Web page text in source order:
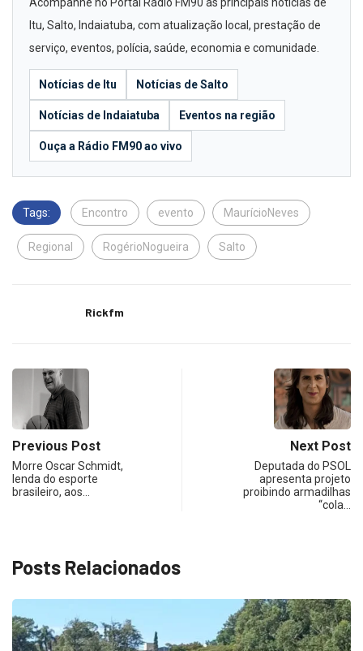
Acompanhe no Portal Rádio FM90 as principais notícias de
Itu, Salto, Indaiatuba, com atualização local, prestação de
serviço, eventos, polícia, saúde, economia e comunidade.
Notícias de Itu Notícias de Salto
Notícias de Indaiatuba Eventos na região
Ouça a Rádio FM90 ao vivo
Tags: Encontro evento MaurícioNeves
Regional RogérioNogueira Salto
Rickfm
Previous Post
Morre Oscar Schmidt,
lenda do esporte
brasileiro, aos…
Next Post
Deputada do PSOL
apresenta projeto
proibindo armadilhas
“cola…
Posts Relacionados